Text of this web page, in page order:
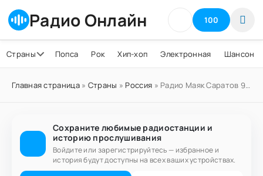
Радио Онлайн 100
Страны Попса Рок Хип-хоп Электронная Шансон
Главная страница» Страны » Россия » Радио Маяк Саратов 97.6 FM
Сохраните любимые радиостанции и
историю прослушивания
Войдите или зарегистрируйтесь — избранное и
история будут доступны на всех ваших устройствах.